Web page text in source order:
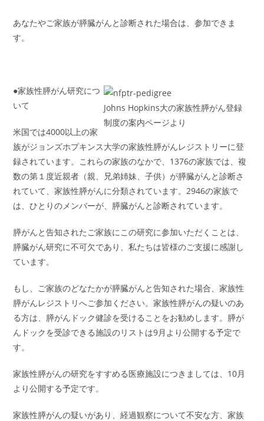
あなたやご家族が膵臓がんと診断された場合は、参加できま
す。
Johns Hopkins大の家族性膵がん登録
制度の案内ページより
●家族性膵がん研究につ
いて
米国では4000以上の家
族がジョンズホプキンス大学の家族性膵がんレジストリーに登
録されています。これらの家族のなかで、1376の家族では、複
数の第１度近親者（親、兄弟姉妹、子供）が膵臓がんと診断さ
れていて、家族性膵がんに分類されています。2946の家族で
は、ひとりのメンバーが、膵臓がんと診断されています。
膵がんと告知されたご家族にこの研究に参加いただくことは、
膵臓がん研究に不可欠であり、私たちは皆様のご支援に感謝し
ています。
もし、ご家族のどなたかが膵臓がんと告知された場合、家族性
膵がんレジストリへご参加ください。家族性膵がんの疑いのあ
る方は、膵がんドック健診を受けることをお勧めします。膵が
んドックを受診できる施設のリストは9月より公開する予定で
す。
家族性膵がんの研究をすすめる医療施設につきましては、10月
より公開する予定です。
家族性膵がんの疑いがあり、経過観察について不安な方、家族